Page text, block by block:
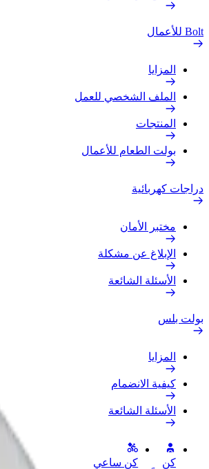
Bolt للأعمال
المزايا
الملف الشخصي للعمل
المنتجات
بولت الطعام للأعمال
دراجات كهربائية
مختبر الأمان
الإبلاغ عن مشكلة
الأسئلة الشائعة
بولت بلس
المزايا
كيفية الانضمام
الأسئلة الشائعة
كن
كن ساعي